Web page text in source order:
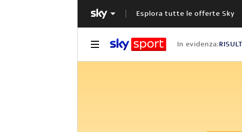
Esplora tutte le offerte Sky
In evidenza: